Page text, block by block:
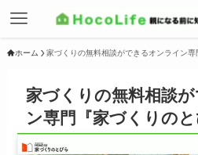
ホーム 家づくりの無料相談ができるオンライン専
家づくりの無料相談
ン専門『家づくりのと